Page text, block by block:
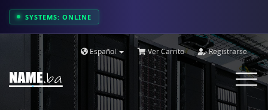
SYSTEMS: ONLINE
Español Ver Carrito Registrarse
Toggle